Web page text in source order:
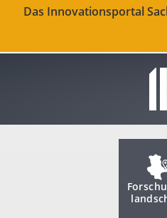
Das Innovationsportal